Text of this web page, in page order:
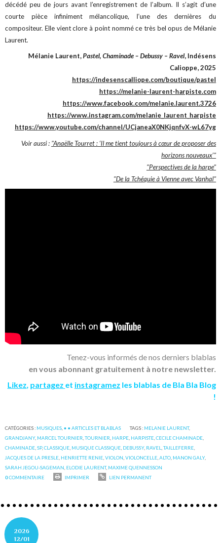
décédé peu de jours avant l’enregistrement de l’album. Il s’agit d’une
courte pièce infiniment mélancolique, l’une des dernières du
compositeur. Elle vient clore à point nommé ce très bel opus de Mélanie
Laurent.
Mélanie Laurent,Pastel, Chaminade – Debussy – Ravel, Indésens
Calioppe, 2025
https://indesenscalliope.com/boutique/pastel
https://melanie-laurent-harpiste.com
https://www.facebook.com/melanie.laurent.3726
https://www.instagram.com/melanie_laurent_harpiste
https://www.youtube.com/channel/UCjaneaX0NKjqnfvX-wL67yg
Voir aussi : "Anaëlle Tourret : ‘Il me tient toujours à cœur de proposer des
horizons nouveaux’"
"Perspectives de la harpe"
"De la Tchéquie à Vienne avec Vanhal"
Tenez-vous informés de nos derniers blablas
en vous abonnant gratuitement à notre newsletter.
Likez, partagez et instagramez les blablas de Bla Bla Blog
!
CATÉGORIES : MUSIQUES • • ARTICLES ET BLABLAS TAGS : MELANIE LAURENT,
GRANDJANY, MARCEL TOURNIER ,TOURNIER HARPE HARPISTE ,CECILE CHAMINADE
CHAMINADE ,SP,CLASSIQUE MUSIQUE CLASSIQUE DEBUSSY, RAVEL ,TAILLEFERRE
JACQUES DE LA PRESLE HENRIETTE RENIE ,VIOLON ,VIOLONCELLE ,ALTO MANON GALY,
SARAH JEGOU-SAGEMAN ELODIE LAURENT, MAXIME QUENNESSON
0COMMENTAIRE IMPRIMER LIEN PERMANENT
2026
12/01